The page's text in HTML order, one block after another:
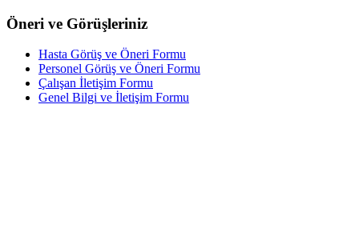
Öneri ve Görüşleriniz
Hasta Görüş ve Öneri Formu
Personel Görüş ve Öneri Formu
Çalışan İletişim Formu
Genel Bilgi ve İletişim Formu